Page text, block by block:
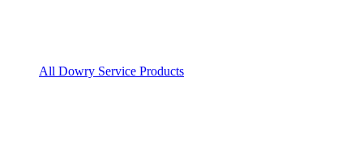
All Dowry Service Products